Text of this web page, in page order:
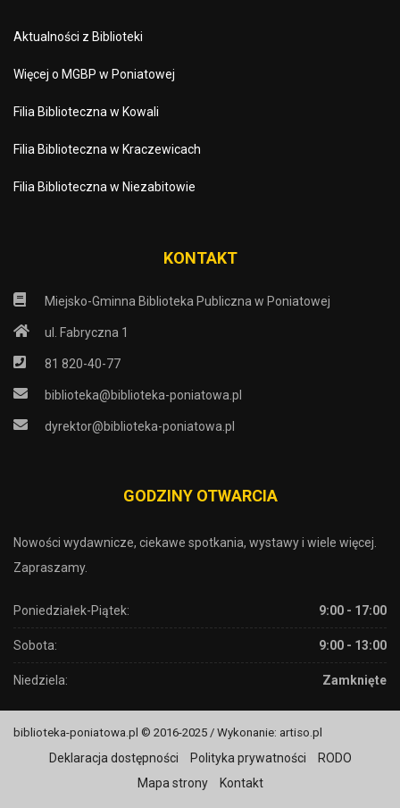
Aktualności z Biblioteki
Więcej o MGBP w Poniatowej
Filia Biblioteczna w Kowali
Filia Biblioteczna w Kraczewicach
Filia Biblioteczna w Niezabitowie
KONTAKT
Miejsko-Gminna Biblioteka Publiczna w Poniatowej
ul. Fabryczna 1
81 820-40-77
biblioteka@biblioteka-poniatowa.pl
dyrektor@biblioteka-poniatowa.pl
GODZINY OTWARCIA
Nowości wydawnicze, ciekawe spotkania, wystawy i wiele więcej.
Zapraszamy.
Poniedziałek-Piątek: 9:00 - 17:00
Sobota: 9:00 - 13:00
Niedziela: Zamknięte
biblioteka-poniatowa.pl © 2016-2025 / Wykonanie: artiso.pl
Deklaracja dostępności Polityka prywatności
RODO
Mapa strony
Kontakt